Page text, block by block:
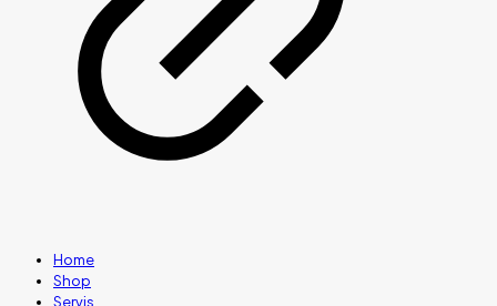
Home
Shop
Servis